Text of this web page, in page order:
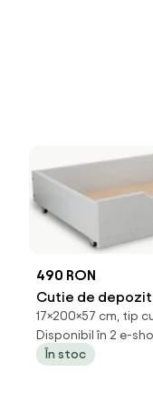
490 RON
Cutie de
alba
17×200×57 cm, tip
Disponibil în 2 e-
În stoc